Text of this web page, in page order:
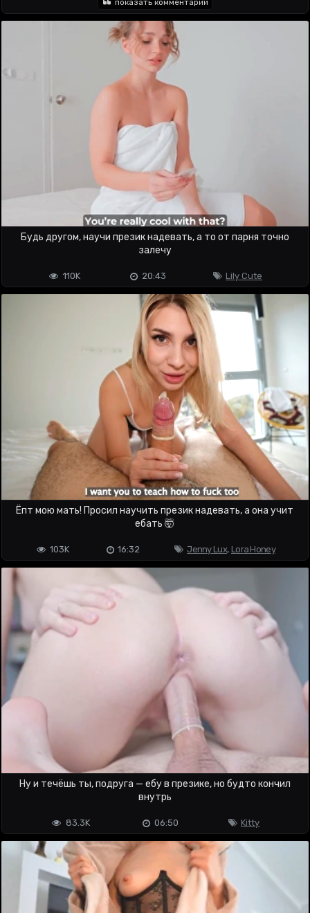
Будь другом, научи презик надевать, а то от парня точно
залечу
Lily Cute
20:43
110K
Ёпт мою мать! Просил научить презик надевать, а она учит
ебать 🤯
Jenny Lux, Lora Honey
16:32
103K
Ну и течёшь ты, подруга — ебу в презике, но будто кончил
внутрь
Kitty
06:50
83.3K